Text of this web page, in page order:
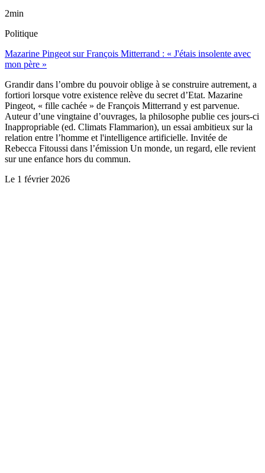
2min
Politique
Mazarine Pingeot sur François Mitterrand : « J'étais insolente avec
mon père »
Grandir dans l’ombre du pouvoir oblige à se construire autrement, a
fortiori lorsque votre existence relève du secret d’Etat. Mazarine
Pingeot, « fille cachée » de François Mitterrand y est parvenue.
Auteur d’une vingtaine d’ouvrages, la philosophe publie ces jours-ci
Inappropriable (ed. Climats Flammarion), un essai ambitieux sur la
relation entre l’homme et l'intelligence artificielle. Invitée de
Rebecca Fitoussi dans l’émission Un monde, un regard, elle revient
sur une enfance hors du commun.
Le 1 février 2026